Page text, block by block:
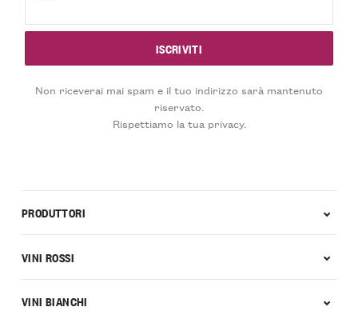
Non riceverai mai spam e il tuo indirizzo sarà mantenuto
riservato.
Rispettiamo la tua privacy.
PRODUTTORI
VINI ROSSI
VINI BIANCHI